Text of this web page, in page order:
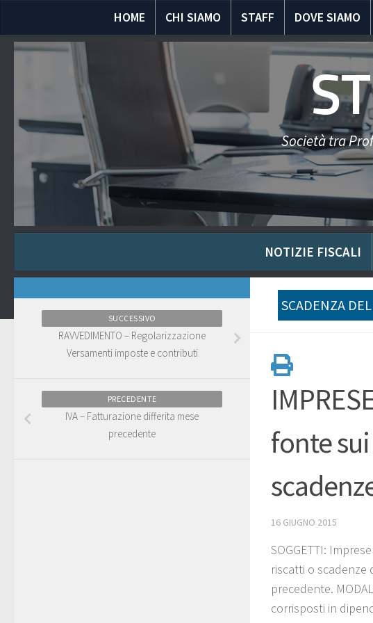
HOME CHI SIAMO STAFF DOVE SIAMO
Società tra
NOTIZIE FISCALI
SCADENZA
fonte
16 GIUGNO 2015
SOGGETTI:
riscatti o scadenze
precedente.
corrisposti in
SUCCESSIVO
RAVVEDIMENTO – Regolarizzazione
Versamenti imposte e contributi
PRECEDENTE
IVA – Fatturazione differita mese
precedente